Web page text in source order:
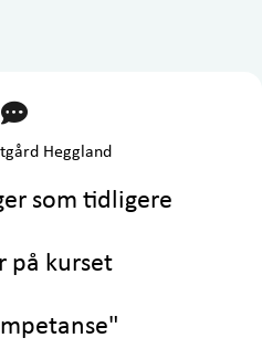
Heggland
som tidligere
på kurset